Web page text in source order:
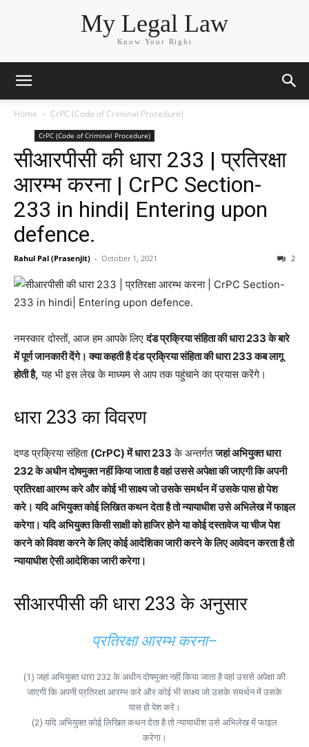
My Legal Law
Know Your Right
Home CrPC (Code of Criminal Procedure)
CrPC (Code of Criminal Procedure)
सीआरपीसी की धारा 233 | प्रतिरक्षा
आरम्भ करना | CrPC Section-
233 in hindi| Entering upon
defence.
Rahul Pal (Prasenjit) - October 1, 2021 2
नमस्कार दोस्तों, आज हम आपके लिएदंड प्रक्रिया संहिता की धारा 233 के बारे
में पूर्ण जानकारी देंगे। क्या कहती है दंड प्रक्रिया संहिता की धारा 233 कब लागू
होती है, यह भी इस लेख के माध्यम से आप तक पहुंचाने का प्रयास करेंगे।
धारा 233 का विवरण
दण्ड प्रक्रिया संहिता (CrPC) में धारा 233 के अन्तर्गतजहां अभियुक्त धारा
232 के अधीन दोषमुक्त नहीं किया जाता है वहां उससे अपेक्षा की जाएगी कि अपनी
प्रतिरक्षा आरम्भ करे और कोई भी साक्ष्य जो उसके समर्थन में उसके पास हो पेश
करे। यदि अभियुक्त कोई लिखित कथन देता है तो न्यायाधीश उसे अभिलेख में फाइल
करेगा। यदि अभियुक्त किसी साक्षी को हाजिर होने या कोई दस्तावेज या चीज पेश
करने को विवश करने के लिए कोई आदेशिका जारी करने के लिए आवेदन करता है तो
न्यायाधीश ऐसी आदेशिका जारी करेगा।
सीआरपीसी की धारा 233 के अनुसार
प्रतिरक्षा आरम्भ करना–
(1) जहां अभियुक्त धारा 232 के अधीन दोषमुक्त नहीं किया जाता है वहां उससे अपेक्षा की
जाएगी कि अपनी प्रतिरक्षा आरम्भ करे और कोई भी साक्ष्य जो उसके समर्थन में उसके
पास हो पेश करे।
(2) यदि अभियुक्त कोई लिखित कथन देता है तो न्यायाधीश उसे अभिलेख में फाइल
करेगा।